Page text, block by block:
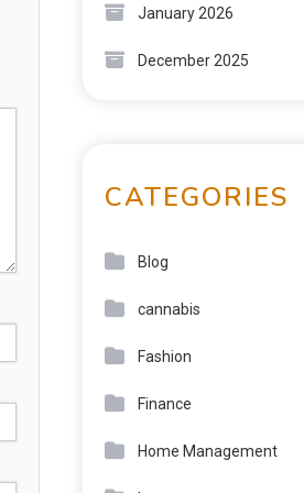
January 2026
December 2025
CATEGORIES
Blog
cannabis
Fashion
Finance
Home Management